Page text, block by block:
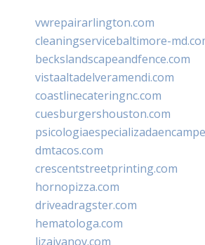
vwrepairarlington.com
cleaningservicebaltimore-
beckslandscapeandfence.com
vistaaltadelveramendi.com
coastlinecateringnc.com
cuesburgershouston.com
dmtacos.com
crescentstreetprinting.com
hornopizza.com
driveadragster.com
hematologa.com
lizaivanov.com